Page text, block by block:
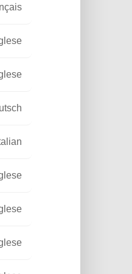
DI